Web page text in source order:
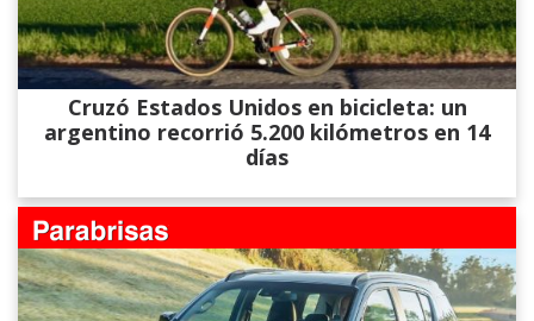
Cruzó Estados Unidos en bicicleta: un
argentino recorrió 5.200 kilómetros en 14
días